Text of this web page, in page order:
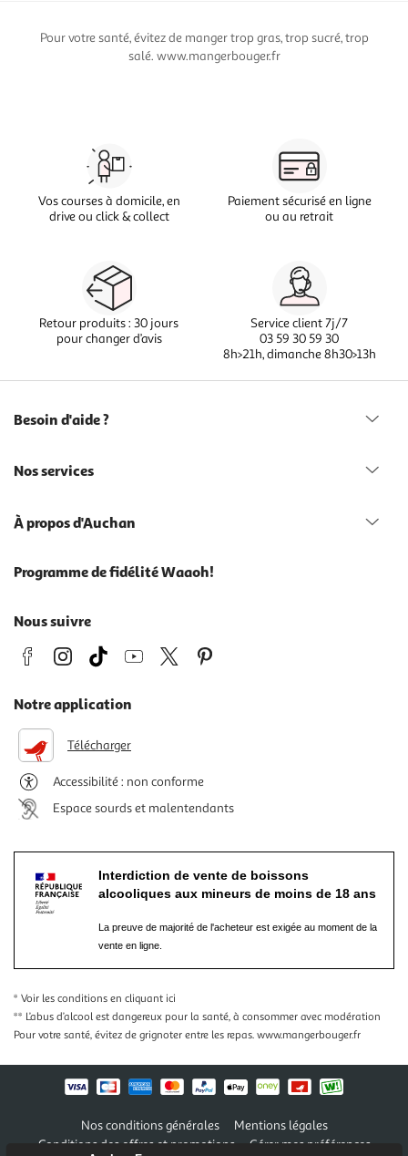
Pour votre santé, évitez de manger trop gras, trop sucré, trop
salé. www.mangerbouger.fr
Vos courses à domicile, en
drive ou click & collect
Paiement sécurisé en ligne
ou au retrait
Retour produits : 30 jours
pour changer d’avis
Service client 7j/7
03 59 30 59 30
8h>21h, dimanche 8h30>13h
Besoin d'aide ?
Nos services
À propos d'Auchan
Programme de fidélité Waaoh!
Nous suivre
Notre application
Télécharger
Accessibilité : non conforme
Espace sourds et malentendants
Interdiction de vente de boissons
alcooliques aux mineurs de moins de 18 ans
La preuve de majorité de l'acheteur est exigée au moment de la
vente en ligne.
* Voir les conditions en cliquant ici
** L’abus d’alcool est dangereux pour la santé, à consommer avec modération
Pour votre santé, évitez de grignoter entre les repas. www.mangerbouger.fr
Nos conditions générales
Mentions légales
Conditions des offres et promotions
Gérer mes préférences